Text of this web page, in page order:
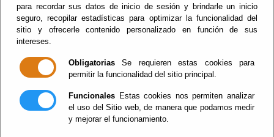
para recordar sus datos de inicio de sesión y brindarle un inicio
seguro, recopilar estadísticas para optimizar la funcionalidad del
sitio y ofrecerle contenido personalizado en función de sus
intereses.
Obligatorias Se requieren estas cookies para
permitir la funcionalidad del sitio principal.
Funcionales Estas cookies nos permiten analizar
el uso del Sitio web, de manera que podamos medir
y mejorar el funcionamiento.
03:22:15
Sab, 8 Agosto 2026
- Preguntas Frecuentes